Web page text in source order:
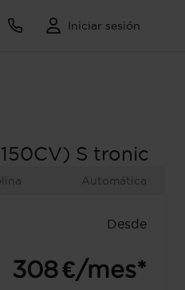
Iniciar sesión
S tronic
Automática
Desde
308 €/mes*